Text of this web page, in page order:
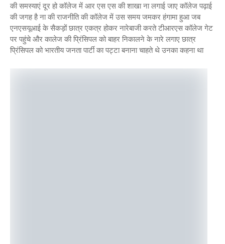
की समस्याएं दूर हो कॉलेज में आर एस एस की शाखा ना लगाई जाए कॉलेज पढ़ाई
की जगह है ना की राजनीति की कॉलेज में उस समय जमकर हंगामा हुआ जब
एनएसयूआई के सैकड़ों छात्र एकत्र होकर नारेबाजी करते टीआरएस कॉलेज गेट
पर पहुंचे और कालेज की प्रिंसिपल को बाहर निकालने के नारे लगाए छात्र
प्रिंसिपल को भारतीय जनता पार्टी का पट्टा बनाना चाहते थे उनका कहना था